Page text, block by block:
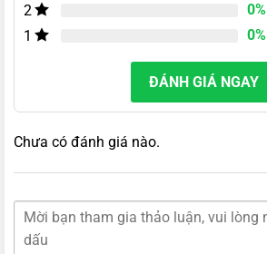
2
0%
1
0%
ĐÁNH GIÁ NGAY
Chưa có đánh giá nào.